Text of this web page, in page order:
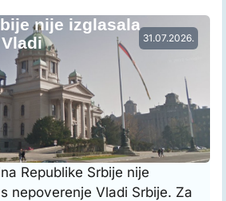
31.07.2026.
nije izglasala
Republike Srbije nije
nepoverenje Vladi Srbije. Za